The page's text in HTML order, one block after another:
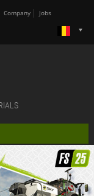
Company Jobs